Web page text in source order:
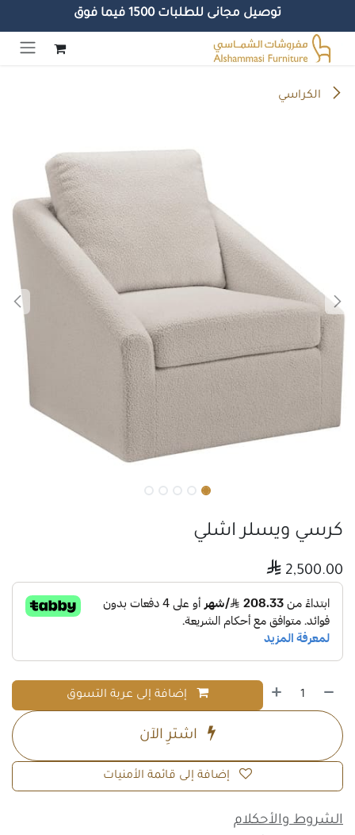
توصيل مجانى للطلبات 1500 فيما فوق
تخطي للذهاب إلى المحتوى
الكراسي
كرسي ويسلر اشلي
2,500.00
إضافة إلى عربة التسوق
اشترِ الآن
إضافة إلى قائمة الأمنيات
الشروط والأحكلام